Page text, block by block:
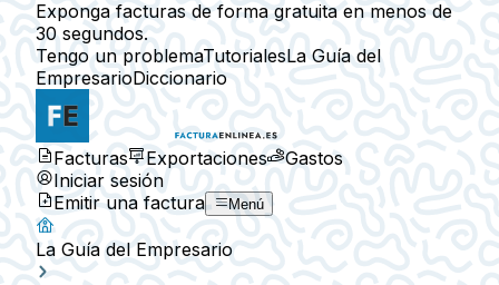
Exponga facturas de forma gratuita en menos de
30 segundos.
Tengo un problemaTutorialesLa Guía del
EmpresarioDiccionario
Facturas Exportaciones
Gastos
Iniciar sesión
Emitir una factura
Menú
La Guía del Empresario